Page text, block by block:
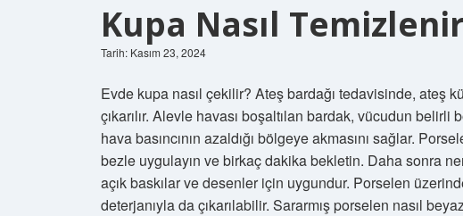
Kupa Nasıl
Tarih: Kasım 23, 2024
Evde kupa nasıl çekilir? Ateş bardağı tedavisinde, ateş
çıkarılır. Alevle havası boşaltılan bardak, vücudun
hava basıncının azaldığı bölgeye akmasını sağlar.
bezle uygulayın ve birkaç dakika bekletin. Daha sonra
açık baskılar ve desenler için uygundur. Porselen
deterjanıyla da çıkarılabilir. Sararmış porselen nasıl